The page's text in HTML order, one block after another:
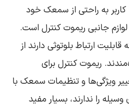
به راحتی از سمعک خود
جانبی ریموت کنترل است.
ارتباط بلوتوثی دارند از
ریموت کنترل برای
ویژگی‌ها و تنظیمات سمعک با
را ندارند، بسیار مفید